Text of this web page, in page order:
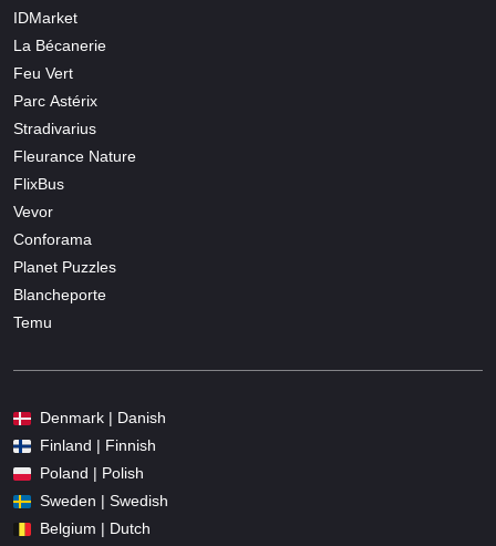
IDMarket
La Bécanerie
Feu Vert
Parc Astérix
Stradivarius
Fleurance Nature
FlixBus
Vevor
Conforama
Planet Puzzles
Blancheporte
Temu
Denmark | Danish
Finland | Finnish
Poland | Polish
Sweden | Swedish
Belgium | Dutch